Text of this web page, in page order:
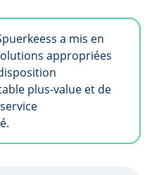
a mis en
appropriées
plus-value et de